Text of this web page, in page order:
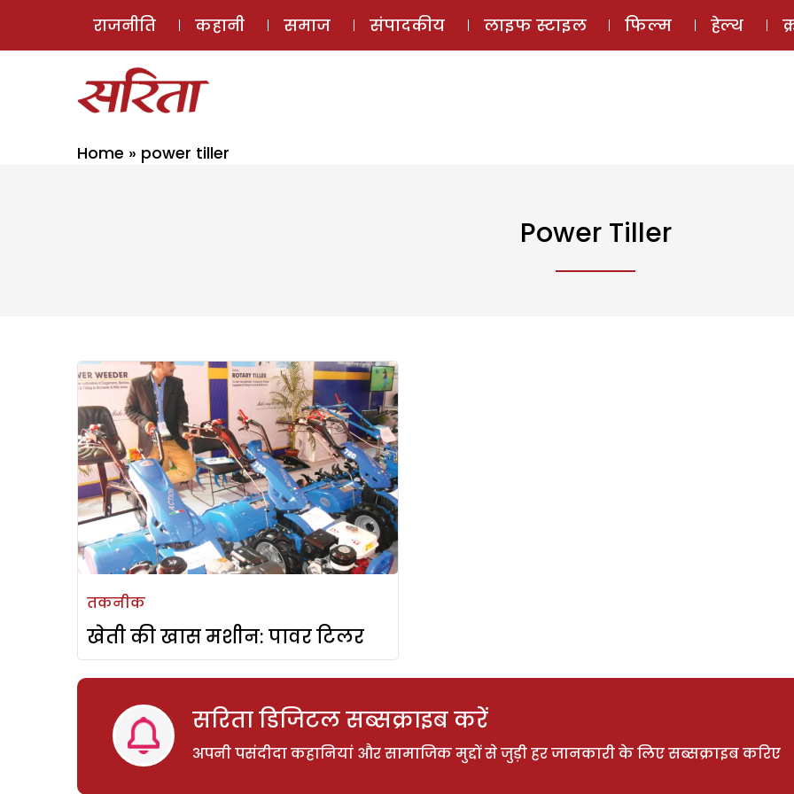
ई-मैगज़ीन
राजनीति कहानी समाज संपादकीय लाइफ स्टाइल फिल्म हेल्थ
Home » power tiller
Power Tiller
तकनीक
खेती की खास मशीन: पावर टिलर
सरिता डिजिटल सब्सक्राइब करें
अपनी पसंदीदा कहानियां और सामाजिक मुद्दों से जुड़ी हर जानकारी के लिए सब्सक्राइब करिए